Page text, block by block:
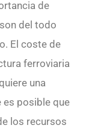
de
del todo
El coste de
ferroviaria
una
es posible que
los recursos